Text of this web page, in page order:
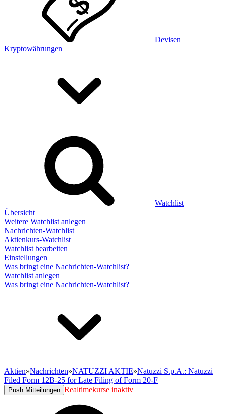
Devisen
Kryptowährungen
Watchlist
Übersicht
Weitere Watchlist anlegen
Nachrichten-Watchlist
Aktienkurs-Watchlist
Watchlist bearbeiten
Einstellungen
Was bringt eine Nachrichten-Watchlist?
Watchlist anlegen
Was bringt eine Nachrichten-Watchlist?
Aktien»Nachrichten»NATUZZI AKTIE»Natuzzi S.p.A.: Natuzzi
Filed Form 12B-25 for Late Filing of Form 20-F
Push Mitteilungen Realtimekurse inaktiv